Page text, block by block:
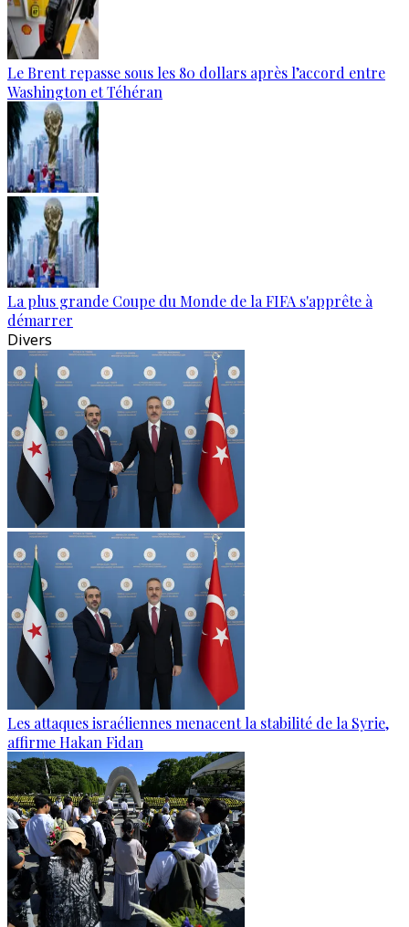
Le Brent repasse sous les 80 dollars après l’accord entre
Washington et Téhéran
La plus grande Coupe du Monde de la FIFA s'apprête à
démarrer
Divers
Les attaques israéliennes menacent la stabilité de la Syrie,
affirme Hakan Fidan